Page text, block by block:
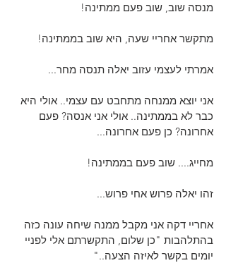
מנסה שוב, שוב פעם ממתינה!
מתקשר אחריי שעה, היא שוב בממתינה!
אמרתי לעצמי עזוב יאלה תנסה מחר...
אני יוצא ממנחה מתחבט עם עצמי.. אולי היא
כבר לא בממתינה.. אולי אני אנסה? פעם
אחרונה? כן פעם אחרונה...
מחייג.... שוב פעם בממתינה!
זהו יאלה פרוש אחי פרוש...
אחריי דקה אני מקבל ממנה שיחה עונה כזה
בהתלהבות "כן שלום, התקשרתם אלי לפניי
יומים בקשר לאיזה הצעה.."